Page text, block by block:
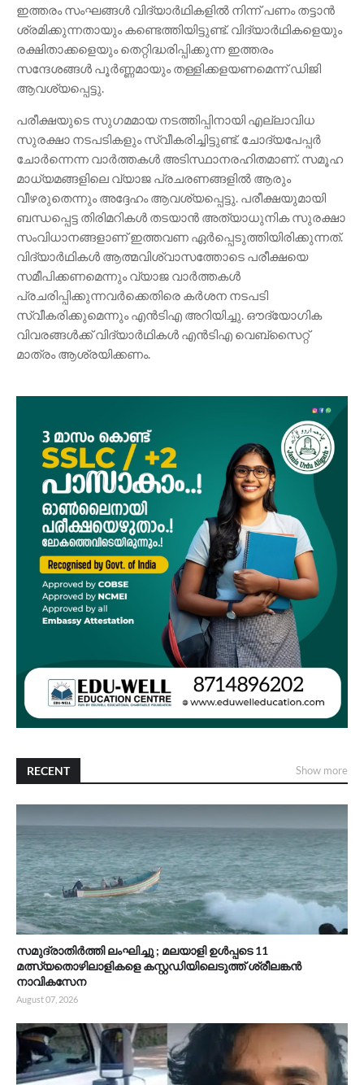
ഇത്തരം സംഘങ്ങൾ വിദ്യാർഥികളിൽ നിന്ന് പണം തട്ടാൻ
ശ്രമിക്കുന്നതായും കണ്ടെത്തിയിട്ടുണ്ട്. വിദ്യാർഥികളെയും
രക്ഷിതാക്കളെയും തെറ്റിദ്ധരിപ്പിക്കുന്ന ഇത്തരം
സന്ദേശങ്ങൾ പൂർണ്ണമായും തള്ളിക്കളയണമെന്ന് ഡിജി
ആവശ്യപ്പെട്ടു.
പരീക്ഷയുടെ സുഗമമായ നടത്തിപ്പിനായി എല്ലാവിധ
സുരക്ഷാ നടപടികളും സ്വീകരിച്ചിട്ടുണ്ട്. ചോദ്യപേപ്പർ
ചോർന്നെന്ന വാർത്തകൾ അടിസ്ഥാനരഹിതമാണ്. സമൂഹ
മാധ്യമങ്ങളിലെ വ്യാജ പ്രചരണങ്ങളിൽ ആരും
വീഴരുതെന്നും അദ്ദേഹം ആവശ്യപ്പെട്ടു. പരീക്ഷയുമായി
ബന്ധപ്പെട്ട തിരിമറികൾ തടയാൻ അത്യാധുനിക സുരക്ഷാ
സംവിധാനങ്ങളാണ് ഇത്തവണ ഏർപ്പെടുത്തിയിരിക്കുന്നത്.
വിദ്യാർഥികൾ ആത്മവിശ്വാസത്തോടെ പരീക്ഷയെ
സമീപിക്കണമെന്നും വ്യാജ വാർത്തകൾ
പ്രചരിപ്പിക്കുന്നവർക്കെതിരെ കർശന നടപടി
സ്വീകരിക്കുമെന്നും എൻടിഎ അറിയിച്ചു. ഔദ്യോഗിക
വിവരങ്ങൾക്ക് വിദ്യാർഥികൾ എൻടിഎ വെബ്സൈറ്റ്
മാത്രം ആശ്രയിക്കണം.
RECENT Show more
സമുദ്രാതിർത്തി ലംഘിച്ചു ; മലയാളി ഉൾപ്പടെ 11
മത്സ്യതൊഴിലാളികളെ കസ്റ്റഡിയിലെടുത്ത് ശ്രീലങ്കൻ
നാവികസേന
August 07, 2026